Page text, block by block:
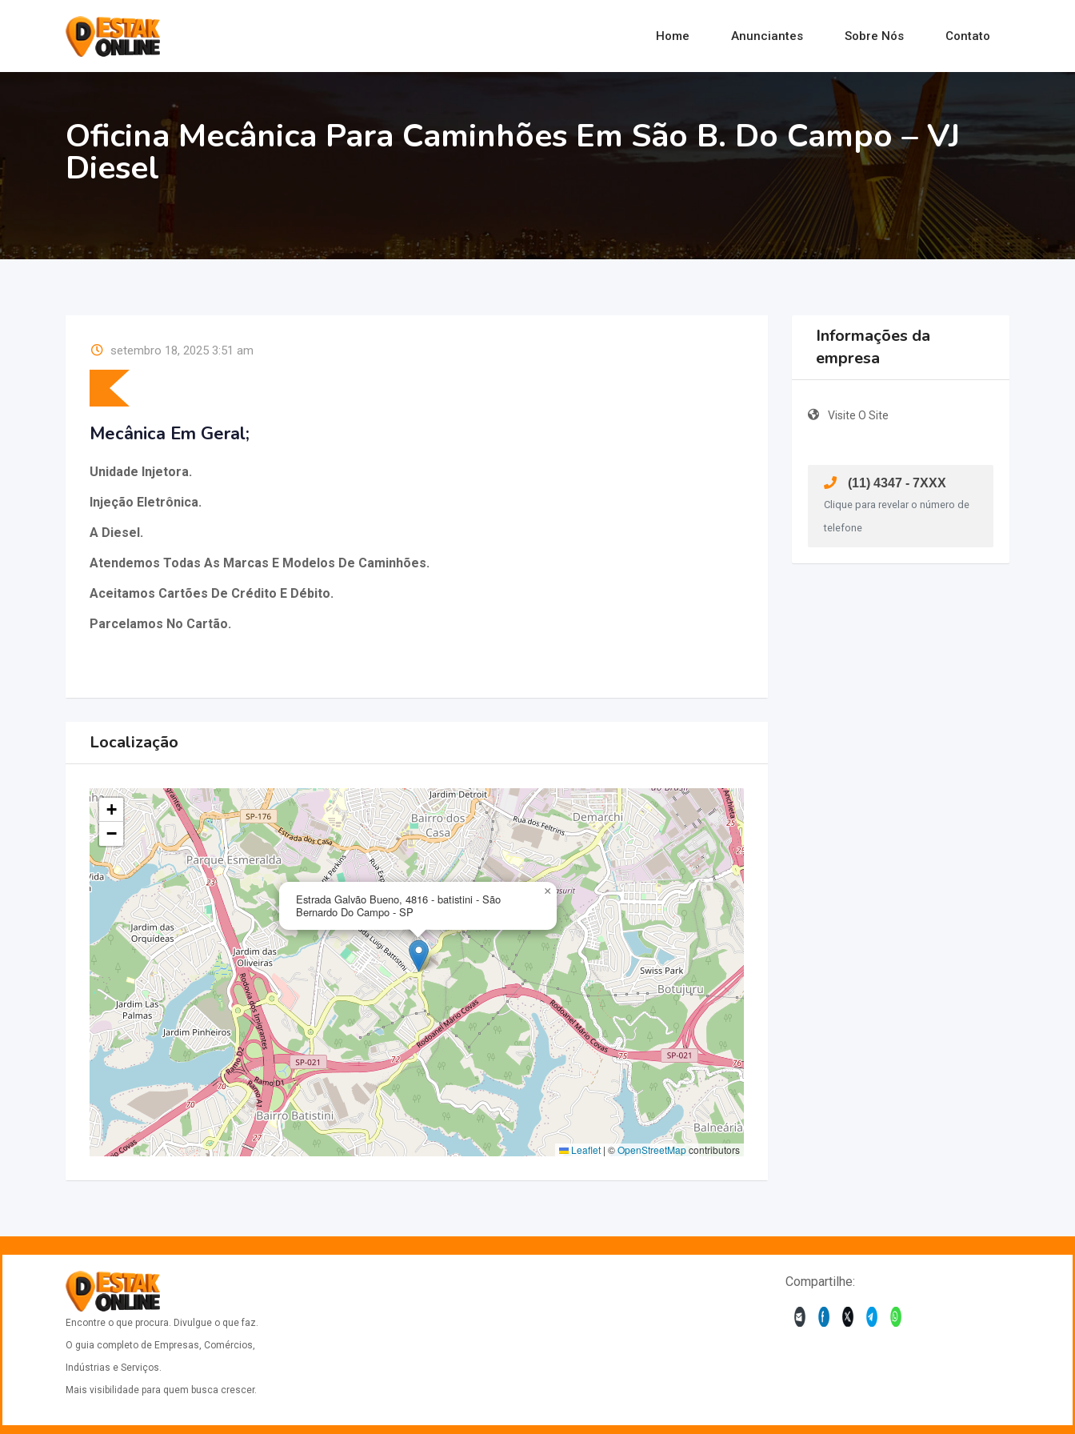
Home Anunciantes Sobre Nós Contato
Oficina Mecânica Para Caminhões Em São B. Do Campo – VJ
Diesel
setembro 18, 2025 3:51 am
Mecânica Em Geral;
Unidade Injetora.
Injeção Eletrônica.
A Diesel.
Atendemos Todas As Marcas E Modelos De Caminhões.
Aceitamos Cartões De Crédito E Débito.
Parcelamos No Cartão.
Localização
Estrada Galvão Bueno, 4816 - batistini - São
Bernardo Do Campo - SP
×
+
−
Leaflet | ©OpenStreetMapcontributors
Informações da
empresa
Visite O Site
(11) 4347 - 7XXX
Clique para revelar o número de
telefone
Encontre o que procura. Divulgue o que faz.
O guia completo de Empresas, Comércios,
Indústrias e Serviços.
Mais visibilidade para quem busca crescer.
Compartilhe: